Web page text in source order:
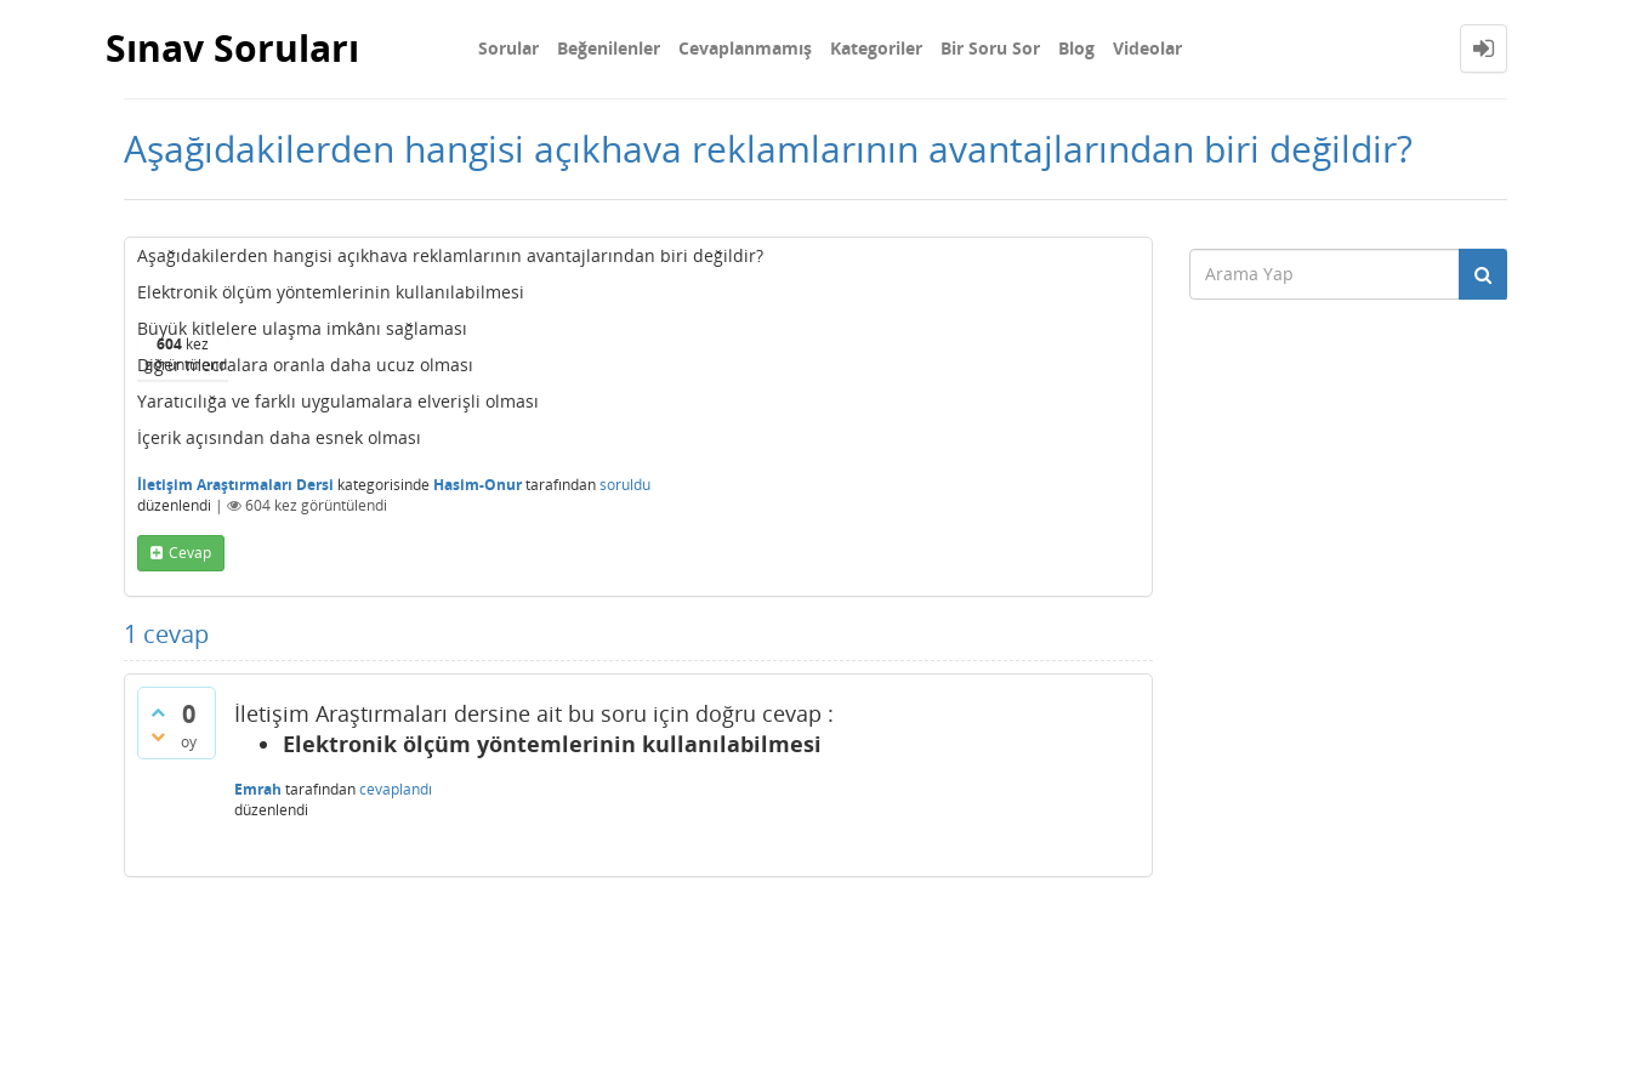
Sınav Soruları Sorular Beğenilenler Cevaplanmamış Kategoriler Bir Soru Sor Blog Videolar
Aşağıdakilerden hangisi açıkhava reklamlarının avantajlarından biri değildir?
604 kez
görüntülendi
Aşağıdakilerden hangisi açıkhava reklamlarının avantajlarından biri değildir?
Elektronik ölçüm yöntemlerinin kullanılabilmesi
Büyük kitlelere ulaşma imkânı sağlaması
Diğer mecralara oranla daha ucuz olması
Yaratıcılığa ve farklı uygulamalara elverişli olması
İçerik açısından daha esnek olması
İletişim Araştırmaları Dersi kategorisinde Hasim-Onurtarafındansoruldu
düzenlendi | 604 kez görüntülendi
Cevap
1 cevap
0
oy
İletişim Araştırmaları dersine ait bu soru için doğru cevap :
Elektronik ölçüm yöntemlerinin kullanılabilmesi
Emrah tarafındancevaplandı
düzenlendi